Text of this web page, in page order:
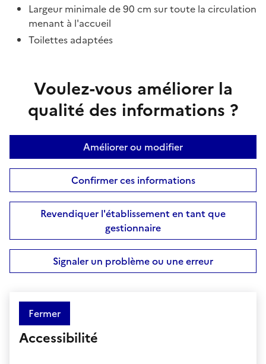
Largeur minimale de 90 cm sur toute la circulation
menant à l'accueil
Toilettes adaptées
Voulez-vous améliorer la
qualité des informations ?
Améliorer ou modifier
Confirmer ces informations
Revendiquer l'établissement en tant que
gestionnaire
Signaler un problème ou une erreur
Fermer
Accessibilité